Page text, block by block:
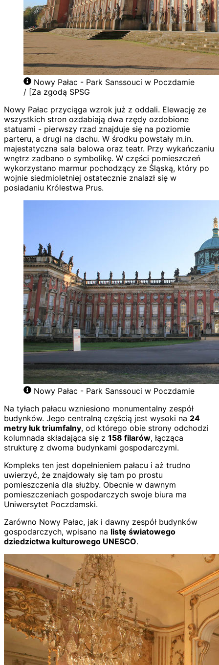
Nowy Pałac - Park Sanssouci w Poczdamie
/ [Za zgodą SPSG
Nowy Pałac przyciąga wzrok już z oddali. Elewację ze
wszystkich stron ozdabiają dwa rzędy ozdobione
statuami - pierwszy rzad znajduje się na poziomie
parteru, a drugi na dachu. W środku powstały m.in.
majestatyczna sala balowa oraz teatr. Przy wykańczaniu
wnętrz zadbano o symbolikę. W części pomieszczeń
wykorzystano marmur pochodzący ze Śląską, który po
wojnie siedmioletniej ostatecznie znalazł się w
posiadaniu Królestwa Prus.
Nowy Pałac - Park Sanssouci w Poczdamie
Na tyłach pałacu wzniesiono monumentalny zespół
budynków. Jego centralną częścią jest wysoki na 24
metry łuk triumfalny, od którego obie strony odchodzi
kolumnada składająca się z 158 filarów, łącząca
strukturę z dwoma budynkami gospodarczymi.
Kompleks ten jest dopełnieniem pałacu i aż trudno
uwierzyć, że znajdowały się tam po prostu
pomieszczenia dla służby. Obecnie w dawnym
pomieszczeniach gospodarczych swoje biura ma
Uniwersytet Poczdamski.
Zarówno Nowy Pałac, jak i dawny zespół budynków
gospodarczych, wpisano na listę światowego
dziedzictwa kulturowego UNESCO.